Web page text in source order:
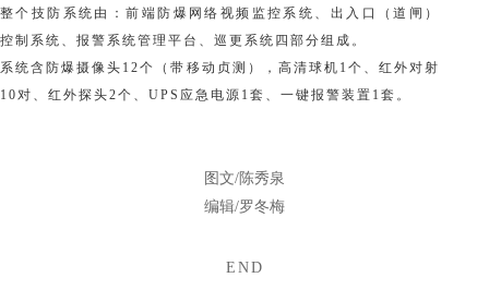
整个技防系统由：前端防爆网络视频监控系统、出入口（道闸）
控制系统、报警系统管理平台、巡更系统四部分组成。
系统含防爆摄像头12个（带移动贞测），高清球机1个、红外对射
10对、红外探头2个、UPS应急电源1套、一键报警装置1套。
图文/陈秀泉
编辑/罗冬梅
END